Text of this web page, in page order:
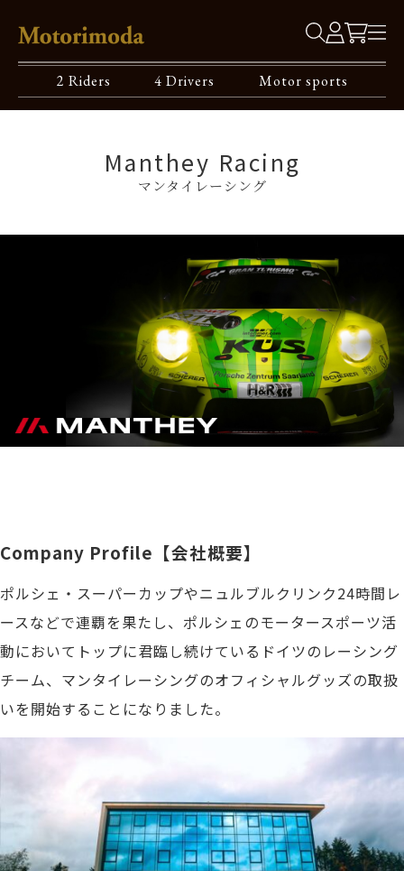
2 Riders 4 Drivers Motor sports
Manthey Racing
マンタイレーシング
Company Profile【会社概要】
ポルシェ・スーパーカップやニュルブルクリンク24時間レ
ースなどで連覇を果たし、ポルシェのモータースポーツ活
動においてトップに君臨し続けているドイツのレーシング
チーム、マンタイレーシングのオフィシャルグッズの取扱
いを開始することになりました。